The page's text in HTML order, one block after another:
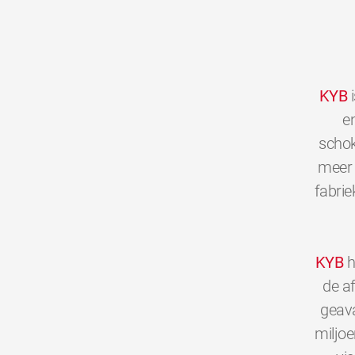
KYB
KYB
de